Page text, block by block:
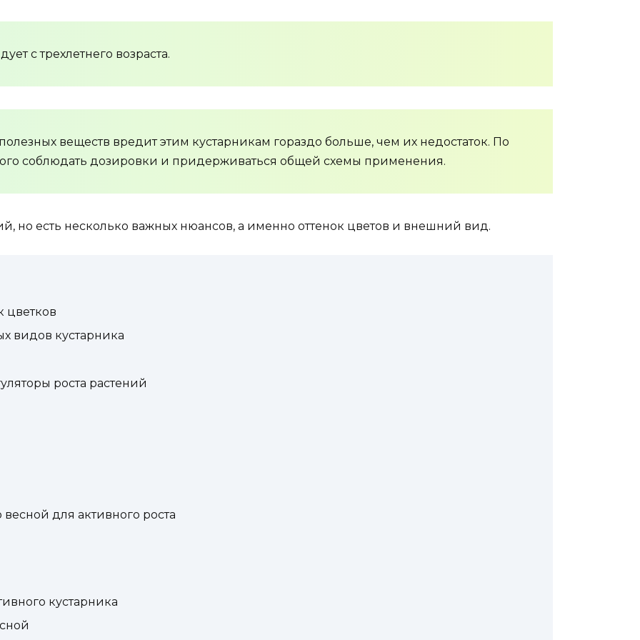
с трехлетнего возраста.
веществ вредит этим кустарникам гораздо больше, чем их недостаток. По
соблюдать дозировки и придерживаться общей схемы применения.
но есть несколько важных нюансов, а именно оттенок цветов и внешний вид.
цветков
видов кустарника
роста растений
для активного роста
кустарника